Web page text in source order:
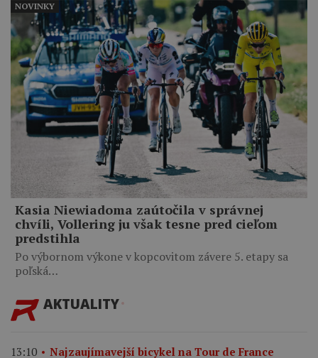
Kasia Niewiadoma zaútočila v správnej
chvíli, Vollering ju však tesne pred cieľom
predstihla
Po výbornom výkone v kopcovitom závere 5. etapy sa
poľská…
NOVINKY
AKTUALITY
13:10
Najzaujímavejší bicykel na Tour de France